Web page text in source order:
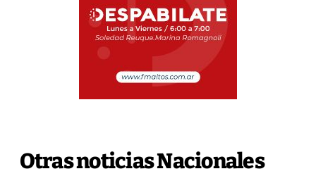
Otras noticias Nacionales